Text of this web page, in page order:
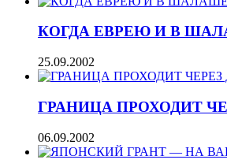
КОГДА ЕВРЕЮ И В
25.09.2002
ГРАНИЦА ПРОХОДИТ
06.09.2002